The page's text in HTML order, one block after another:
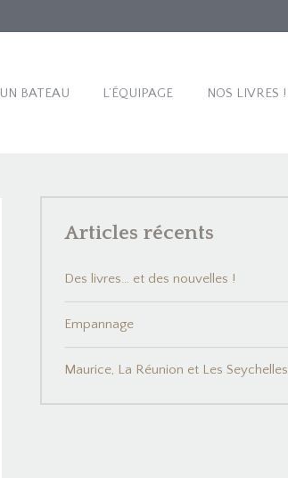
UN BATEAU L’ÉQUIPAGE NOS LIVRES !
Articles récents
Des livres… et des nouvelles !
Empannage
Maurice, La Réunion et Les Seychelles